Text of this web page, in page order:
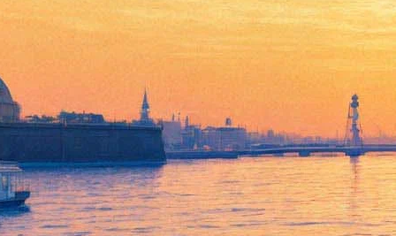
Версия для печати
Сценарист Джош Фридман, написавший сценарии для
«Войны миров» Стивена Спилберга и сериала "Терминатор:
Битва за будущее" напишет сценарий для второй части
"Аватара", режиссером которой является Джеймс Кэмерон.
Об этом сообщаетЛента.русо ссылкой на иностранные
источники.